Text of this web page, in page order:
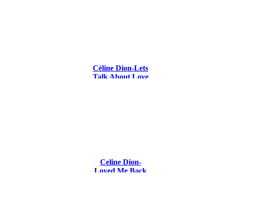
Céline Dion-Lets
Talk About Love
Celine Dion-
Loved Me Back